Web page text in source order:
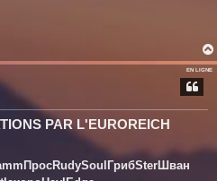
EN LIGNE
PAR L'EUROREICH
ПросRudySoulГрибSterШван